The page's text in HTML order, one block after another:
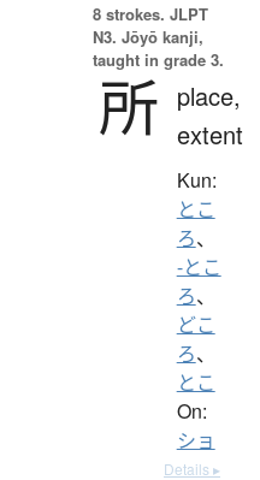
8 strokes. JLPT
N3. Jōyō kanji,
taught in grade 3.
所 place,
extent
Kun:
とこ
ろ、
-とこ
ろ、
どこ
ろ、
とこ
On:
ショ
Details ▸